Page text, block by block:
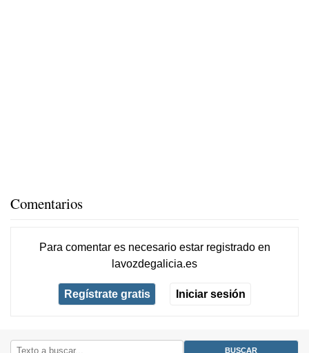
Comentarios
Para comentar es necesario estar registradoen
lavozdegalicia.es
Regístrate gratis Iniciar sesión